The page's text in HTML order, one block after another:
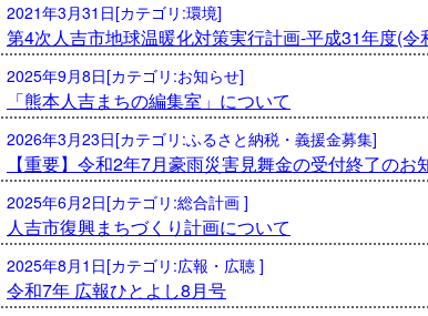
2021年3月31日[カテゴリ:環境]
第4次人吉市地球温暖化対策実行計画-平成31年度(令
2025年9月8日[カテゴリ:お知らせ]
「熊本人吉まちの編集室」について
2026年3月23日[カテゴリ:ふるさと納税・義援金募集]
【重要】令和2年7月豪雨災害見舞金の受付終了のお
2025年6月2日[カテゴリ:総合計画 ]
人吉市復興まちづくり計画について
2025年8月1日[カテゴリ:広報・広聴 ]
令和7年 広報ひとよし8月号